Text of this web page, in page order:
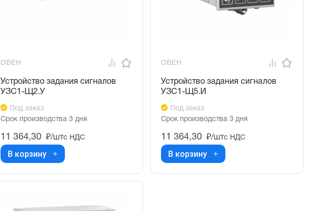
ОВЕН
Устройство задания сигналов
УЗС1-Щ2.У
Под заказ
Срок производства 3 дня
11 364,30 ₽/штс НДС
В корзину
ОВЕН
Устройство задания сигналов
УЗС1-Щ5.И
Под заказ
Срок производства 3 дня
11 364,30 ₽/штс НДС
В корзину